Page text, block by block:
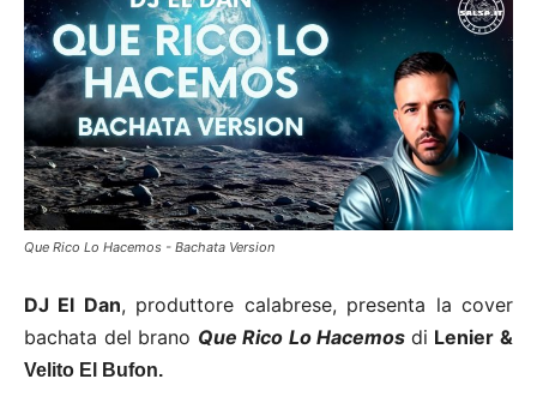
Que Rico Lo Hacemos - Bachata Version
DJ El Dan, produttore calabrese, presenta la cover
bachata del brano Que Rico Lo Hacemos di Lenier &
Velito El Bufon.